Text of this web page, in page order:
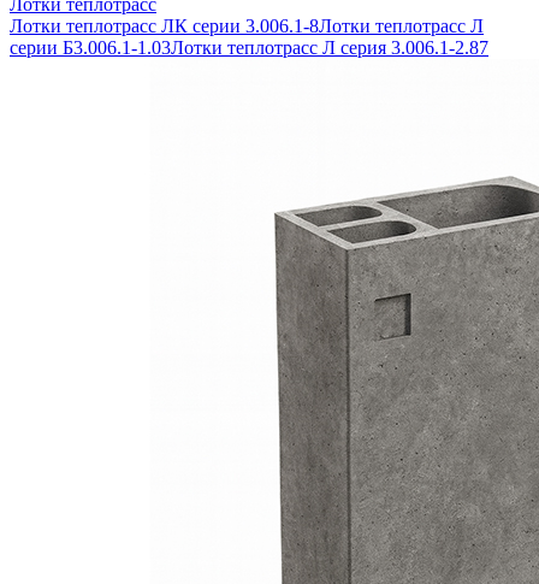
Лотки теплотрасс
Лотки теплотрасс ЛК серии 3.006.1-8Лотки теплотрасс Л
серии Б3.006.1-1.03Лотки теплотрасс Л серия 3.006.1-2.87